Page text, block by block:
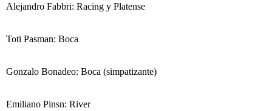
Alejandro Fabbri: Racing y Platense
Toti Pasman: Boca
Gonzalo Bonadeo: Boca (simpatizante)
Emiliano Pinsn: River